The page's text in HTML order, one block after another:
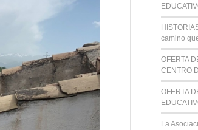
camino
OFERTA
CENTRO
OFERTA
La